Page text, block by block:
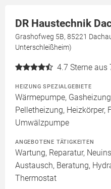
DR Haustechnik
Grashofweg 5B, 85221
Unterschleißheim)
4.7 Sterne aus
HEIZUNG SPEZIALGEBIETE
Wärmepumpe,
Pelletheizung, Heizkörper,
Umwälzpumpe
ANGEBOTENE TÄTIGKEITEN
Wartung, Reparatur,
Austausch, Beratung,
Thermostat